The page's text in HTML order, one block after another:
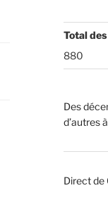
Total
880
Des
d’autres
Direct de